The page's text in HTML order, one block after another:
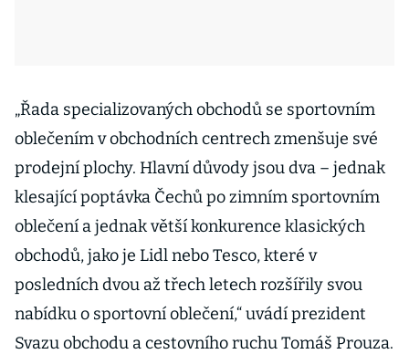
„Řada specializovaných obchodů se sportovním
oblečením v obchodních centrech zmenšuje své
prodejní plochy. Hlavní důvody jsou dva – jednak
klesající poptávka Čechů po zimním sportovním
oblečení a jednak větší konkurence klasických
obchodů, jako je Lidl nebo Tesco, které v
posledních dvou až třech letech rozšířily svou
nabídku o sportovní oblečení,“ uvádí prezident
Svazu obchodu a cestovního ruchu Tomáš Prouza.